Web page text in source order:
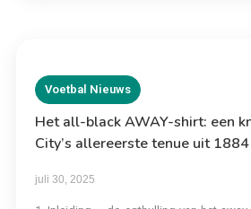
Voetbal Nieuws
Het all-black AWAY-shirt: een
City’s allereerste tenue uit 1884
juli 30, 2025